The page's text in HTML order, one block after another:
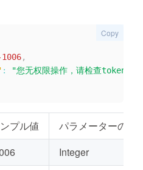
,
:
"您无权限操作，请检查token值
Copy
プル値
パラメーターの種
Integer